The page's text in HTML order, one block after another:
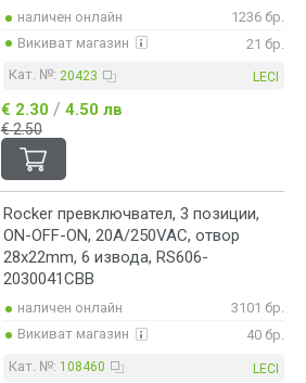
наличен онлайн
1236 бр.
Викиват магазин
21 бр.
Кат. №: 20423 LECI
€ 2.30 / 4.50 лв
€ 2.50
Rocker превключвател, 3 позиции,
ON-OFF-ON, 20A/250VAC, отвор
28x22mm, 6 извода, RS606-
2030041CBB
наличен онлайн
3101 бр.
Викиват магазин
40 бр.
Кат. №: 108460 LECI